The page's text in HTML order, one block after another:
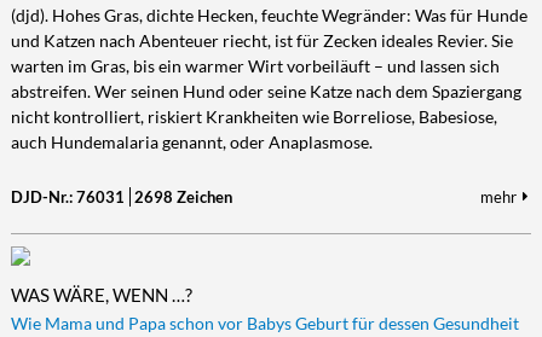
(djd). Hohes Gras, dichte Hecken, feuchte Wegränder: Was für Hunde
und Katzen nach Abenteuer riecht, ist für Zecken ideales Revier. Sie
warten im Gras, bis ein warmer Wirt vorbeiläuft – und lassen sich
abstreifen. Wer seinen Hund oder seine Katze nach dem Spaziergang
nicht kontrolliert, riskiert Krankheiten wie Borreliose, Babesiose,
auch Hundemalaria genannt, oder Anaplasmose.
DJD-Nr.: 76031 2698 Zeichen mehr
WAS WÄRE, WENN …?
Wie Mama und Papa schon vor Babys Geburt für dessen Gesundheit